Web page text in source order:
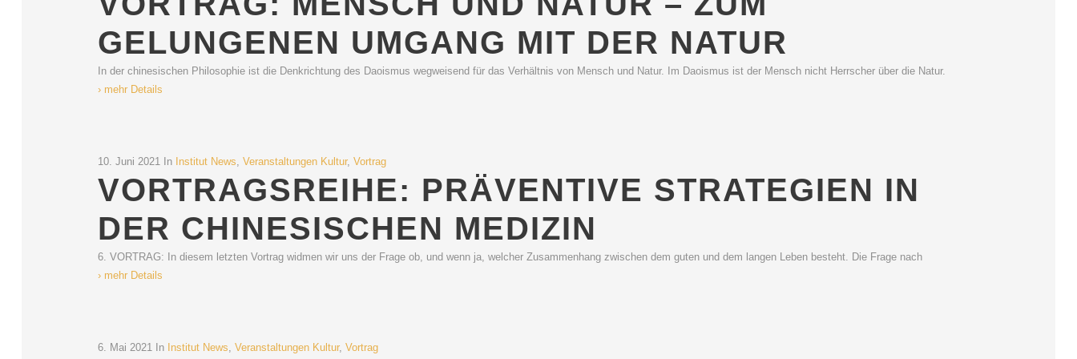
GELUNGENEN UMGANG MIT DER NATUR
In der chinesischen Philosophie ist die Denkrichtung des Daoismus wegweisend für das Verhältnis von Mensch und Natur. Im Daoismus ist der Mensch nicht Herrscher über die Natur.
› mehr Details
10. Juni 2021 In Institut News, Veranstaltungen Kultur, Vortrag
VORTRAGSREIHE: PRÄVENTIVE STRATEGIEN IN
DER CHINESISCHEN MEDIZIN
6. VORTRAG: In diesem letzten Vortrag widmen wir uns der Frage ob, und wenn ja, welcher Zusammenhang zwischen dem guten und dem langen Leben besteht. Die Frage nach
› mehr Details
6. Mai 2021 In Institut News, Veranstaltungen Kultur, Vortrag